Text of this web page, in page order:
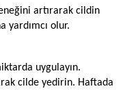
artırarak cildin
yardımcı olur.
uygulayın.
cilde yedirin. Haftada